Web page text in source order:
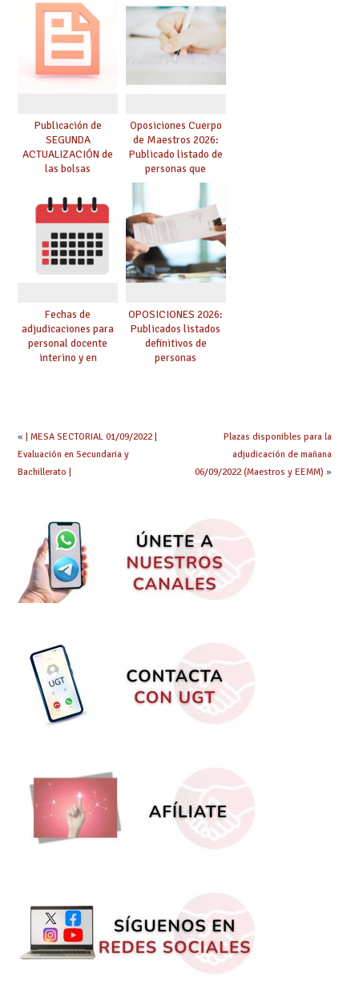
prácticas, se regulan
dichas prácticas y se
convoca acto público
de adjudicación
Publicación de
SEGUNDA
ACTUALIZACIÓN de
las bolsas
Cuerpo de Maestros
de especialidades
convocadas a
oposición
Oposiciones Cuerpo
de Maestros 2026:
Publicado listado de
personas que
adquieren nueva
especialidad
Fechas de
adjudicaciones para
personal docente
interino y en
OPOSICIONES 2026:
Publicados listados
definitivos de
personas
« | MESA SECTORIAL 01/09/2022 |
Evaluación en Secundaria y
Bachillerato |
Plazas disponibles para la
adjudicación de mañana
06/09/2022 (Maestros y EEMM) »